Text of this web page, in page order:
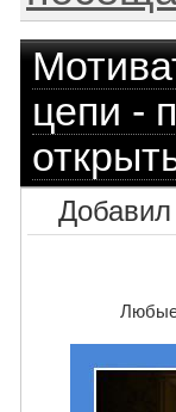
цепи -
Добавил
Любые